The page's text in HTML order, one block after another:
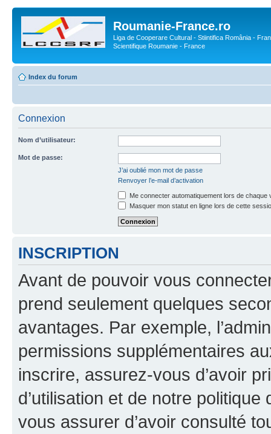
Roumanie-France.ro
Liga de Cooperare Cultural - Stiintifica România -
Scientifique Roumanie - France
Index du forum
Connexion
Nom d’utilisateur:
Mot de passe:
J’ai oublié mon mot de passe
Renvoyer l’e-mail d’activation
Me connecter automatiquement lors de chaque
Masquer mon statut en ligne lors de cette
INSCRIPTION
Avant de pouvoir vous
prend seulement quelques
avantages. Par exemple,
permissions supplémentaires
inscrire, assurez-vous d’avoir
d’utilisation et de notre
vous assurer d’avoir consulté